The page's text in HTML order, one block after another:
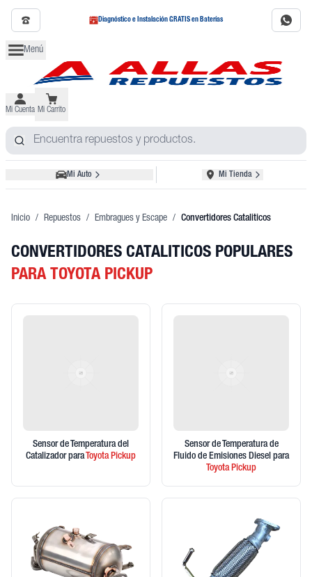
Diagnóstico e Instalación GRATIS en Baterías
Menú
Mi Cuenta Mi Carrito
Mi Auto Mi Tienda
Inicio / Repuestos / Embragues y Escape / Convertidores Cataliticos
CONVERTIDORES CATALITICOS POPULARES
PARA TOYOTA PICKUP
Sensor de Temperatura del
Catalizador para ToyotaPickup
Sensor de Temperatura de
Fluido de Emisiones Diesel para
ToyotaPickup